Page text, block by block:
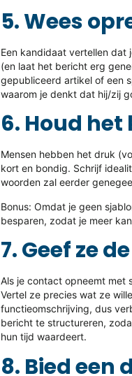
5. Wees
Een kandidaat vertellen dat
(en laat het bericht erg
gepubliceerd artikel of een
waarom je denkt dat hij/zij
6. Houd het
Mensen hebben het druk
kort en bondig. Schrijf
woorden zal eerder
Bonus: Omdat je geen
besparen, zodat je meer
7. Geef ze
Als je contact opneemt met
Vertel ze precies wat ze
functieomschrijving, dus
bericht te structureren,
hun tijd waardeert.
8. Bied